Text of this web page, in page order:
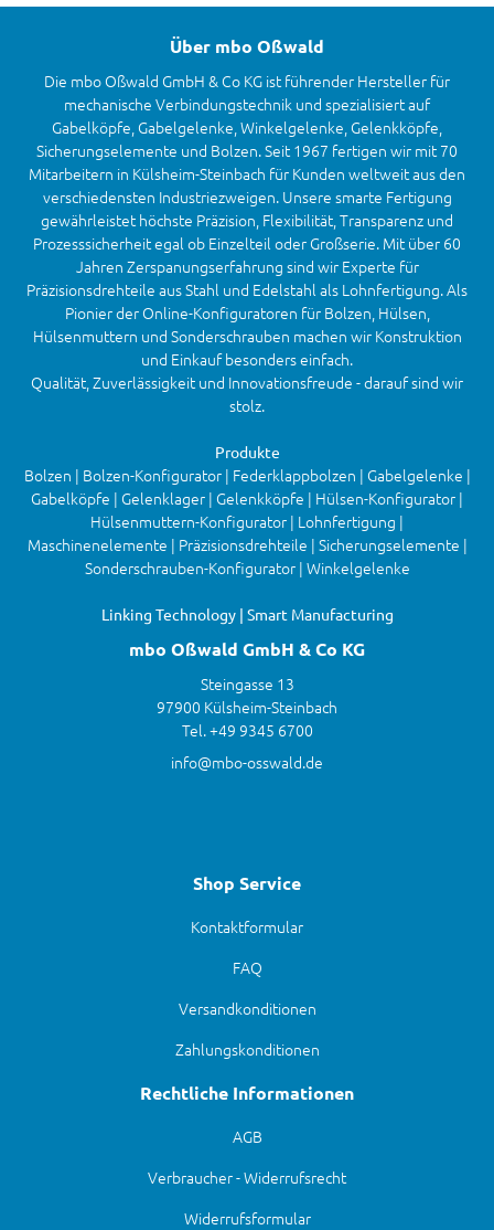
Über mbo Oßwald
Die mbo Oßwald GmbH & Co KG ist führender Hersteller für
mechanische Verbindungstechnik und spezialisiert auf
Gabelköpfe, Gabelgelenke, Winkelgelenke, Gelenkköpfe,
Sicherungselemente und Bolzen. Seit 1967 fertigen wir mit 70
Mitarbeitern in Külsheim-Steinbach für Kunden weltweit aus den
verschiedensten Industriezweigen. Unsere smarte Fertigung
gewährleistet höchste Präzision, Flexibilität, Transparenz und
Prozesssicherheit egal ob Einzelteil oder Großserie. Mit über 60
Jahren Zerspanungserfahrung sind wir Experte für
Präzisionsdrehteile aus Stahl und Edelstahl als Lohnfertigung. Als
Pionier der Online-Konfiguratoren für Bolzen, Hülsen,
Hülsenmuttern und Sonderschrauben machen wir Konstruktion
und Einkauf besonders einfach.
Qualität, Zuverlässigkeit und Innovationsfreude - darauf sind wir
stolz.
Produkte
Bolzen | Bolzen-Konfigurator | Federklappbolzen | Gabelgelenke |
Gabelköpfe | Gelenklager | Gelenkköpfe | Hülsen-Konfigurator |
Hülsenmuttern-Konfigurator | Lohnfertigung |
Maschinenelemente | Präzisionsdrehteile | Sicherungselemente |
Sonderschrauben-Konfigurator | Winkelgelenke
Linking Technology | Smart Manufacturing
mbo Oßwald GmbH & Co KG
Steingasse 13
97900 Külsheim-Steinbach
Tel. +49 9345 6700
info@mbo-osswald.de
Shop Service
Kontaktformular
FAQ
Versandkonditionen
Zahlungskonditionen
Rechtliche Informationen
AGB
Verbraucher - Widerrufsrecht
Widerrufsformular